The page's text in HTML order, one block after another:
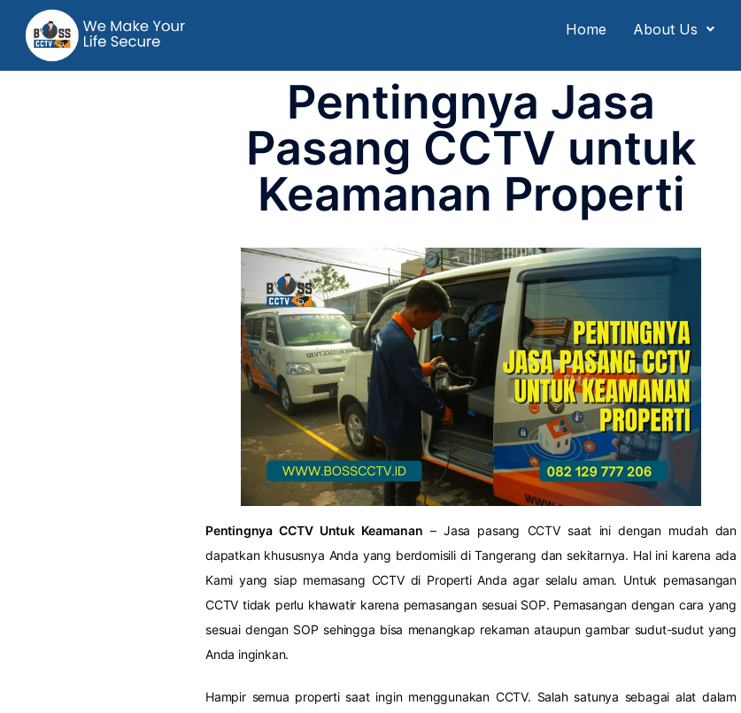
Home About Us
Pentingnya Jasa
Pasang CCTV untuk
Keamanan Properti
Pentingnya CCTV Untuk Keamanan – Jasa pasang CCTV saat ini dengan mudah dan
dapatkan khususnya Anda yang berdomisili di Tangerang dan sekitarnya. Hal ini karena ada
Kami yang siap memasang CCTV di Properti Anda agar selalu aman. Untuk pemasangan
CCTV tidak perlu khawatir karena pemasangan sesuai SOP. Pemasangan dengan cara yang
sesuai dengan SOP sehingga bisa menangkap rekaman ataupun gambar sudut-sudut yang
Anda inginkan.
Hampir semua properti saat ingin menggunakan CCTV. Salah satunya sebagai alat dalam